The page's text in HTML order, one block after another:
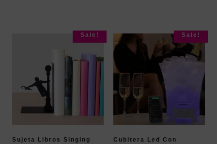
Sale!
Sujeta Libros Singing
Sale!
Cubitera Led Con